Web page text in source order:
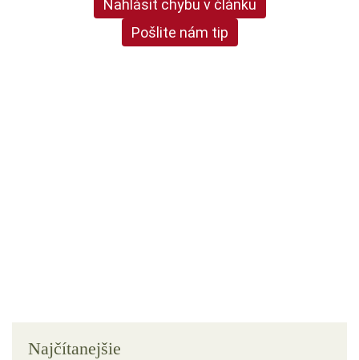
Nahlásiť chybu v článku
Pošlite nám tip
Najčítanejšie